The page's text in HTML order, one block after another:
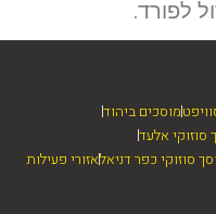
מוסכים ביהוד
סוזוקי אלעד
סוזוקי כפר דניאלאזורי פעילות